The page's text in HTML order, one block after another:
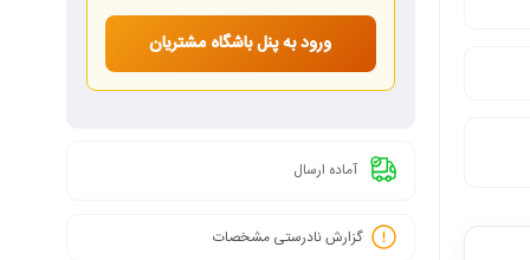
ورود به پنل باشگاه مشتریان
آماده ارسال
گزارش نادرستی مشخصات